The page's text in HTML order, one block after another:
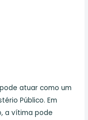
atuar como um
Público. Em
a vítima pode